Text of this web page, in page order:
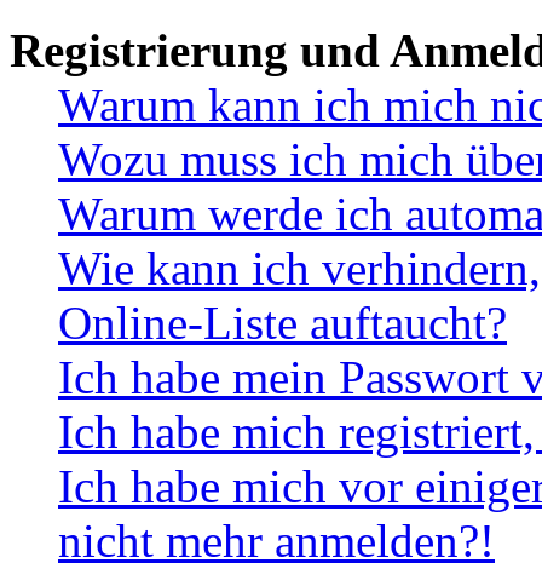
Registrierung und
Warum kann ich mich
Wozu muss ich mich
Warum werde ich
Wie kann ich
Online-Liste auftaucht?
Ich habe mein Passwort
Ich habe mich
Ich habe mich vor
nicht mehr anmelden?!